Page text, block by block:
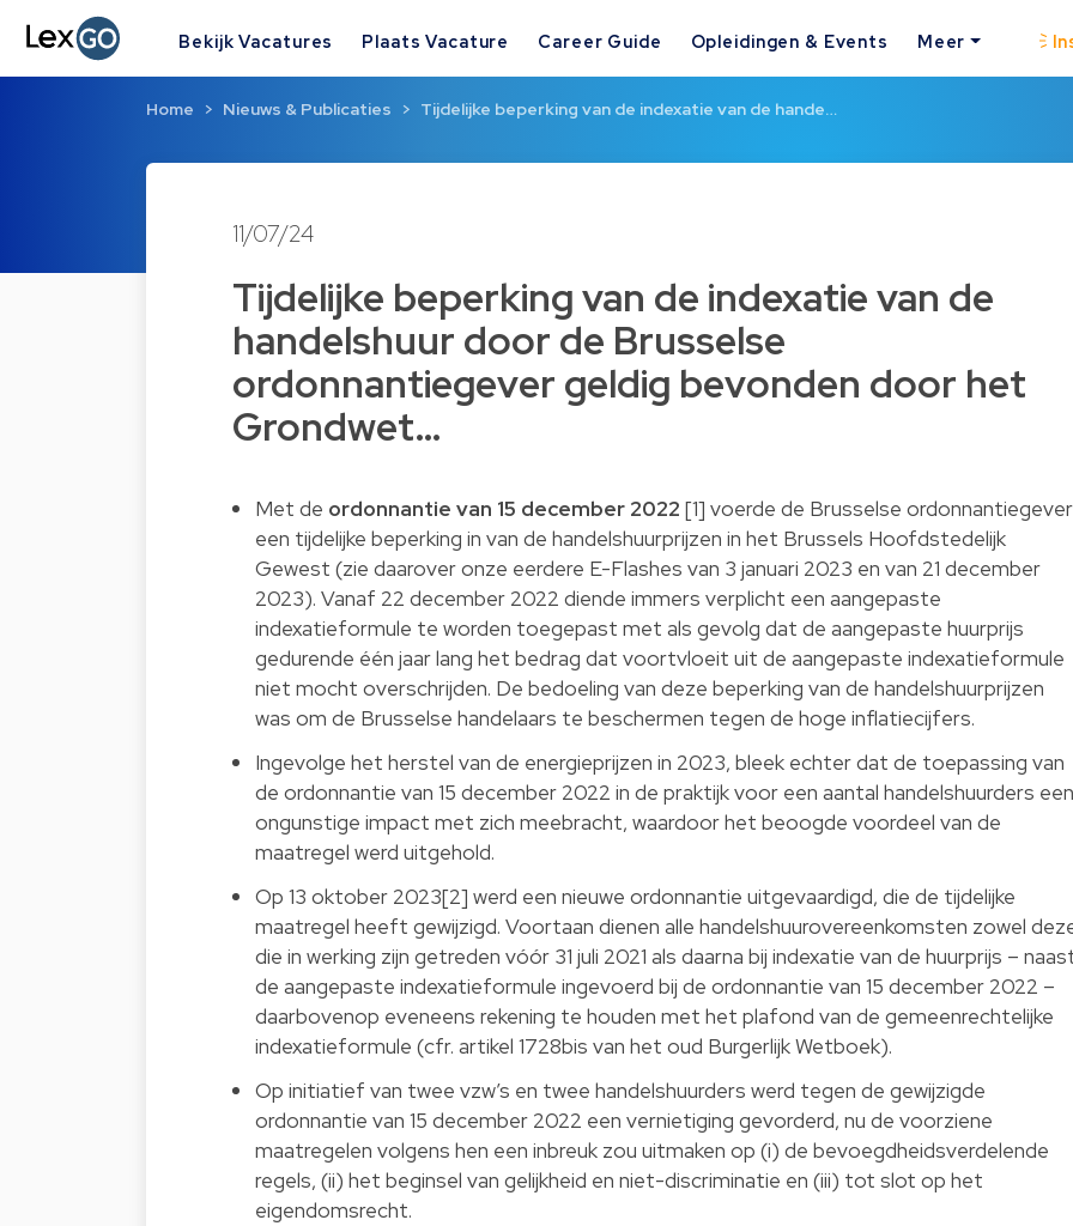
Bekijk Vacatures Plaats Vacature Career Guide Opleidingen & Events Meer
Home Nieuws & Publicaties Tijdelijke beperking van de indexatie van de hande…
11/07/24
Tijdelijke beperking van de indexatie van de
handelshuur door de Brusselse
ordonnantiegever geldig bevonden door het
Grondwet…
Met de ordonnantie van 15 december 2022 [1] voerde de Brusselse ordonnantiegever
een tijdelijke beperking in van de handelshuurprijzen in het Brussels Hoofdstedelijk
Gewest (zie daarover onze eerdere E-Flashes van 3 januari 2023 en van 21 december
2023). Vanaf 22 december 2022 diende immers verplicht een aangepaste
indexatieformule te worden toegepast met als gevolg dat de aangepaste huurprijs
gedurende één jaar lang het bedrag dat voortvloeit uit de aangepaste indexatieformule
niet mocht overschrijden. De bedoeling van deze beperking van de handelshuurprijzen
was om de Brusselse handelaars te beschermen tegen de hoge inflatiecijfers.
Ingevolge het herstel van de energieprijzen in 2023, bleek echter dat de toepassing van
de ordonnantie van 15 december 2022 in de praktijk voor een aantal handelshuurders een
ongunstige impact met zich meebracht, waardoor het beoogde voordeel van de
maatregel werd uitgehold.
Op 13 oktober 2023[2] werd een nieuwe ordonnantie uitgevaardigd, die de tijdelijke
maatregel heeft gewijzigd. Voortaan dienen alle handelshuurovereenkomsten zowel
die in werking zijn getreden vóór 31 juli 2021 als daarna bij indexatie van de huurprijs –
de aangepaste indexatieformule ingevoerd bij de ordonnantie van 15 december 2022 –
daarbovenop eveneens rekening te houden met het plafond van de gemeenrechtelijke
indexatieformule (cfr. artikel 1728bis van het oud Burgerlijk Wetboek).
Op initiatief van twee vzw’s en twee handelshuurders werd tegen de gewijzigde
ordonnantie van 15 december 2022 een vernietiging gevorderd, nu de voorziene
maatregelen volgens hen een inbreuk zou uitmaken op (i) de bevoegdheidsverdelende
regels, (ii) het beginsel van gelijkheid en niet-discriminatie en (iii) tot slot op het
eigendomsrecht.